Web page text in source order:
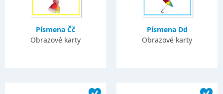
Písmena Čč
Obrazové karty
Písmena Dd
Obrazové karty